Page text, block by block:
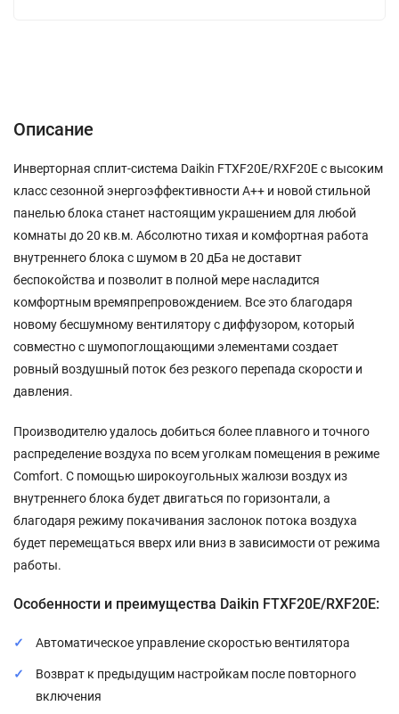
Описание
Инверторная сплит-система Daikin FTXF20E/RXF20E с высоким
класс сезонной энергоэффективности А++ и новой стильной
панелью блока станет настоящим украшением для любой
комнаты до 20 кв.м. Абсолютно тихая и комфортная работа
внутреннего блока с шумом в 20 дБа не доставит
беспокойства и позволит в полной мере насладится
комфортным времяпрепровождением. Все это благодаря
новому бесшумному вентилятору с диффузором, который
совместно с шумопоглощающими элементами создает
ровный воздушный поток без резкого перепада скорости и
давления.
Производителю удалось добиться более плавного и точного
распределение воздуха по всем уголкам помещения в режиме
Comfort. С помощью широкоугольных жалюзи воздух из
внутреннего блока будет двигаться по горизонтали, а
благодаря режиму покачивания заслонок потока воздуха
будет перемещаться вверх или вниз в зависимости от режима
работы.
Особенности и преимущества Daikin FTXF20E/RXF20E:
Автоматическое управление скоростью вентилятора
Возврат к предыдущим настройкам после повторного
включения